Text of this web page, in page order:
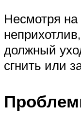
Несмотря на
должный
сгнить или